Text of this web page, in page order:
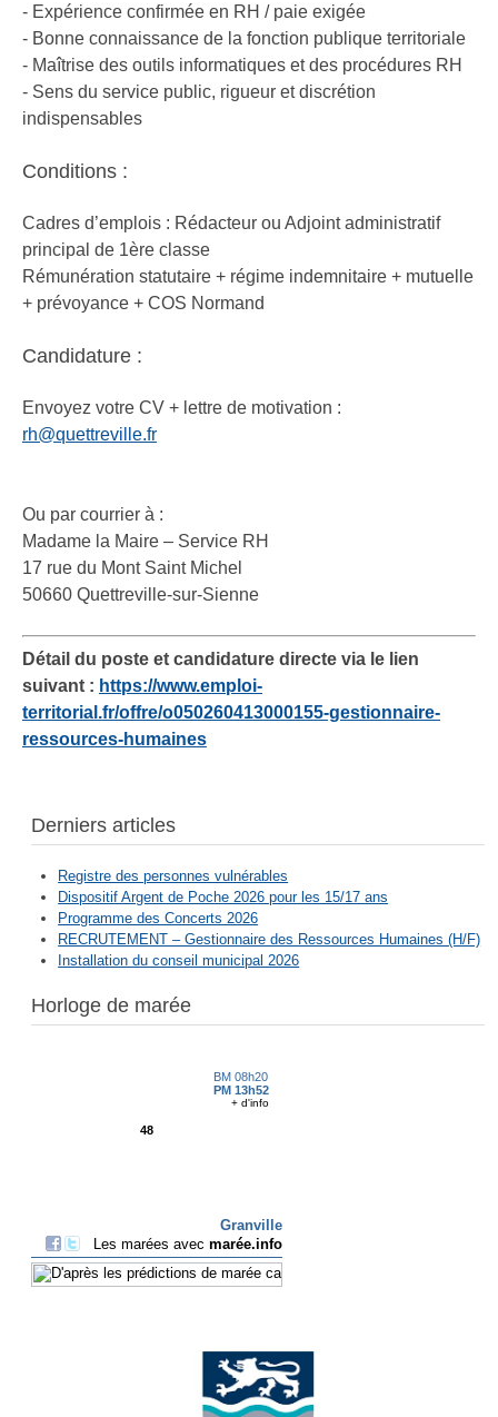
- Expérience confirmée en RH / paie exigée
- Bonne connaissance de la fonction publique territoriale
- Maîtrise des outils informatiques et des procédures RH
- Sens du service public, rigueur et discrétion
indispensables
Conditions :
Cadres d’emplois : Rédacteur ou Adjoint administratif
principal de 1ère classe
Rémunération statutaire + régime indemnitaire + mutuelle
+ prévoyance + COS Normand
Candidature :
Envoyez votre CV + lettre de motivation :
rh@quettreville.fr
Ou par courrier à :
Madame la Maire – Service RH
17 rue du Mont Saint Michel
50660 Quettreville-sur-Sienne
Détail du poste et candidature directe via le lien
suivant : https://www.emploi-
territorial.fr/offre/o050260413000155-gestionnaire-
ressources-humaines
Derniers articles
Registre des personnes vulnérables
Dispositif Argent de Poche 2026 pour les 15/17 ans
Programme des Concerts 2026
RECRUTEMENT – Gestionnaire des Ressources Humaines (H/F)
Installation du conseil municipal 2026
Horloge de marée